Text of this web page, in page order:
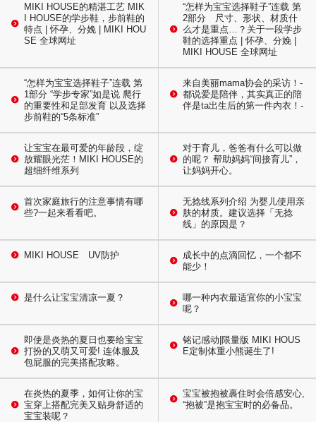
MIKI HOUSE的精湛工艺 MIK
I HOUSE的学步鞋，步前鞋的
特点 | 怀孕、分娩 | MIKI HOU
SE 全球网址
“怎样为宝宝选择鞋子”连载 第
2部分 尺寸、形状、材质什
么才是重点…？关于一段学步
鞋的选择重点 | 怀孕、分娩 |
MIKI HOUSE 全球网址
“怎样为宝宝选择鞋子”连载 第
1部分 “学步专家”如是说 爬行
的重要性和足部发育 以及选择
步前鞋的“5条标准”
来自美丽mama协会的采访！-
都说爱是陪伴，其实真正的陪
伴是ta出生后的第一件内衣！-
让宝宝在最可爱的年龄段，绽
放耀眼光茫！MIKI HOUSE的
超细纤维系列
对于育儿，爸爸有什么可以做
的呢？ 帮助妈妈“间接育儿”，
让妈妈开心。
首次家庭旅行的注意事情有哪
些?一起来看看吧。
无捻线系列介绍 为婴儿使用亲
肤的材质。建议选择「无捻
线」的原因是？
MIKI HOUSE UV防护
成长中的点滴回忆，一个都不
能少！
是什么让宝宝清凉一夏？
哪一种内衣最适宜你的小宝宝
呢？
即使是炎热的夏日也要给宝宝
打扮的又萌又可爱! 连体服及
包屁服的完美搭配攻略。
铭记感动|限量版 MIKI HOUS
E定制体重小熊诞生了!
在炎热的夏季，如何让你的宝
宝穿上搭配完美又贴身舒适的
宝宝装呢？
宝宝被抱被裹住时会倍感安心,
“抱被”是抱宝宝时的必备品。